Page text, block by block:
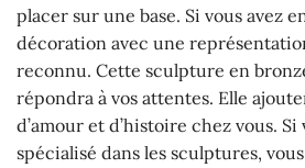
placer sur une base. Si vous avez
décoration avec une
reconnu. Cette sculpture en
répondra à vos attentes. Elle
d’amour et d’histoire chez vous.
spécialisé dans les sculptures,